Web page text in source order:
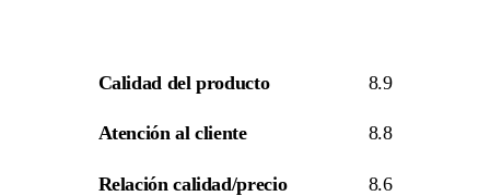
Calidad del producto 8.9
Atención al cliente 8.8
Relación calidad/precio 8.6